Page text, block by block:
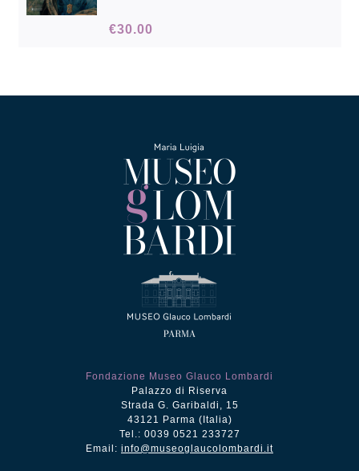
English
€30.00
Fondazione Museo Glauco Lombardi
Palazzo di Riserva
Strada G. Garibaldi, 15
43121 Parma (Italia)
Tel.: 0039 0521 233727
Email: info@museoglaucolombardi.it